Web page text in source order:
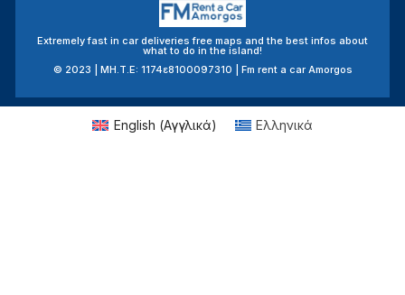
Extremely fast in car deliveries free maps and the best infos about
what to do in the island!
© 2023 | MH.T.E: 1174ε8100097310 | Fm rent a car Amorgos
English (Αγγλικά) Ελληνικά